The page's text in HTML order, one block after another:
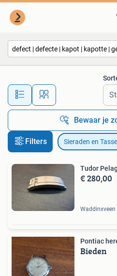
Alle
Bewaar je
Filters Sieraden en
Tudor
€ 280,00
Waddinxveen
Pontiac
Bieden